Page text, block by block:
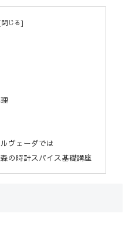
ヴェーダでは
の時計スパイス基礎講座